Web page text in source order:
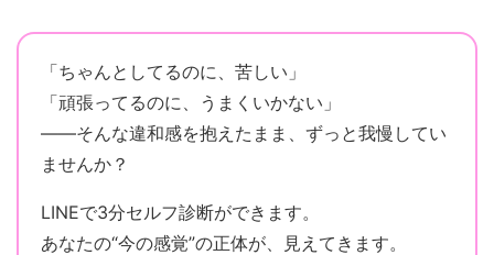
「ちゃんとしてるのに、苦しい」
「頑張ってるのに、うまくいかない」
——そんな違和感を抱えたまま、ずっと我慢してい
ませんか？
LINEで3分セルフ診断ができます。
あなたの“今の感覚”の正体が、見えてきます。